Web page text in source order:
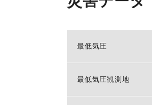
最低気圧
最低気圧観測地